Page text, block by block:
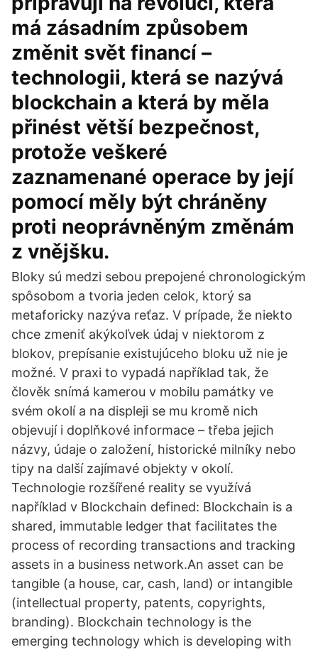
má zásadním způsobem
změnit svět financí –
technologii, která se nazývá
blockchain a která by měla
přinést větší bezpečnost,
protože veškeré
zaznamenané operace by její
pomocí měly být chráněny
proti neoprávněným změnám
z vnějšku.
Bloky sú medzi sebou prepojené chronologickým
spôsobom a tvoria jeden celok, ktorý sa
metaforicky nazýva reťaz. V prípade, že niekto
chce zmeniť akýkoľvek údaj v niektorom z
blokov, prepísanie existujúceho bloku už nie je
možné. V praxi to vypadá například tak, že
člověk snímá kamerou v mobilu památky ve
svém okolí a na displeji se mu kromě nich
objevují i doplňkové informace – třeba jejich
názvy, údaje o založení, historické milníky nebo
tipy na další zajímavé objekty v okolí.
Technologie rozšířené reality se využívá
například v Blockchain defined: Blockchain is a
shared, immutable ledger that facilitates the
process of recording transactions and tracking
assets in a business network.An asset can be
tangible (a house, car, cash, land) or intangible
(intellectual property, patents, copyrights,
branding). Blockchain technology is the
emerging technology which is developing with